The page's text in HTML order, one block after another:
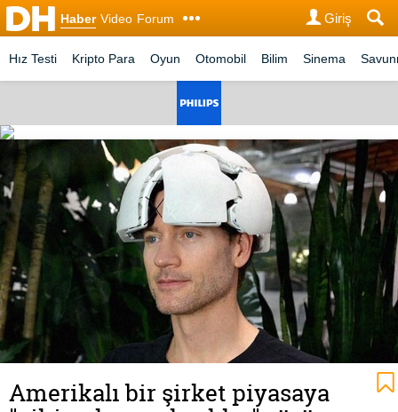
Haber Video Forum Giriş
Hız Testi Kripto Para Oyun Otomobil Bilim Sinema
Amerikalı bir şirket piyasaya